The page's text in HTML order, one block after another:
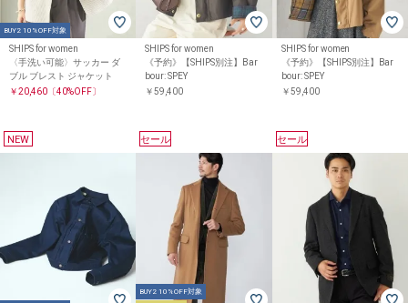
BUY2 10%OFF対象
SHIPS for women
〈手洗い可能〉サッカー ダ
ブル ブレスト ジャケット
￥20,460〔40%OFF〕
SHIPS for women
《予約》【SHIPS別注】Bar
bour: SPEY
￥59,400
SHIPS for women
《予約》【SHIPS別注】Bar
bour: SPEY
￥59,400
NEW セール
BUY2 10%OFF対象
セール